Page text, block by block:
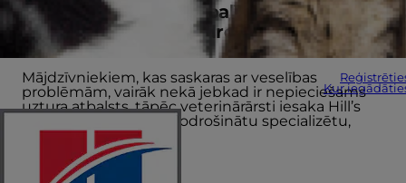
Kur
Klīniskais uzturs, lai palīdzētu
veterinārārstiem nodrošināt atgūšanos
Mājdzīvniekiem, kas saskaras ar veselības
problēmām, vairāk nekā jebkad ir nepieciešams
uztura atbalsts, tāpēc veterinārārsti iesaka Hill’s
Prescription Diet, lai nodrošinātu specializētu,
klīnisku uzturu.